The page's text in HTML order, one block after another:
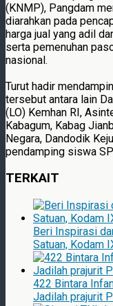
(KNMP), Pangdam
diarahkan pada
harga jual yang adil
serta pemenuhan
nasional.
Turut hadir
tersebut antara lain
(LO) Kemhan RI,
Kabagum, Kabag
Negara, Dandodik
pendamping siswa
TERKAIT
Beri Inspirasi
Satuan, Kodam
422 Bintara
Jadilah prajurit